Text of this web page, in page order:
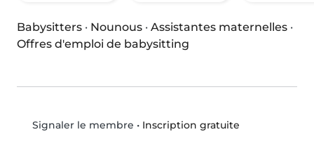
Babysitters · Nounous · Assistantes maternelles ·
Offres d'emploi de babysitting
Signaler le membre • Inscription gratuite